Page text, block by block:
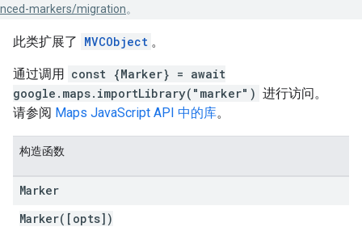
nced-markers/migration。
此类扩展了 MVCObject 。
通过调用 const {Marker} = await
google.maps.importLibrary("marker") 进行访问。
请参阅 Maps JavaScript API 中的库。
构造函数
Marker
Marker([opts])